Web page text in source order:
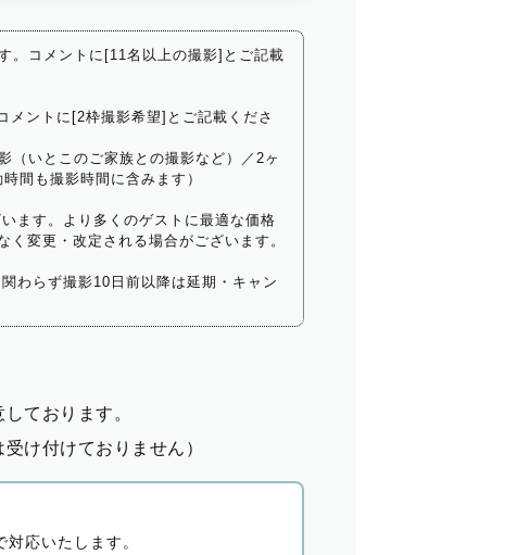
。コメントに[11名以上の撮影]とご記載
ントに[2枠撮影希望]とご記載くださ
（いとこのご家族との撮影など）／2ヶ
間も撮影時間に含みます）
ます。より多くのゲストに最適な価格
変更・改定される場合がございます。
わらず撮影10日前以降は延期・キャン
ております。
け付けておりません）
応いたします。